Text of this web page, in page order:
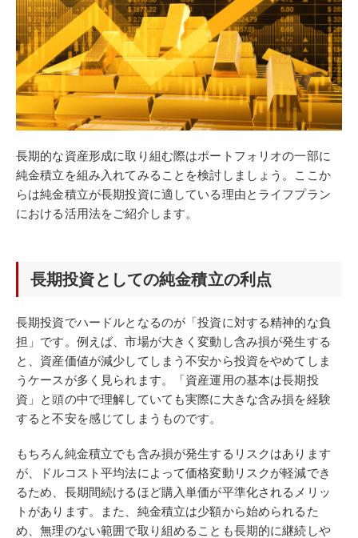
長期的な資産形成に取り組む際はポートフォリオの一部に
純金積立を組み入れてみることを検討しましょう。ここか
らは純金積立が長期投資に適している理由とライフプラン
における活用法をご紹介します。
長期投資としての純金積立の利点
長期投資でハードルとなるのが「投資に対する精神的な負
担」です。例えば、市場が大きく変動し含み損が発生する
と、資産価値が減少してしまう不安から投資をやめてしま
うケースが多く見られます。「資産運用の基本は長期投
資」と頭の中で理解していても実際に大きな含み損を経験
すると不安を感じてしまうものです。
もちろん純金積立でも含み損が発生するリスクはあります
が、ドルコスト平均法によって価格変動リスクが軽減でき
るため、長期間続けるほど購入単価が平準化されるメリッ
トがあります。また、純金積立は少額から始められるた
め、無理のない範囲で取り組めることも長期的に継続しや